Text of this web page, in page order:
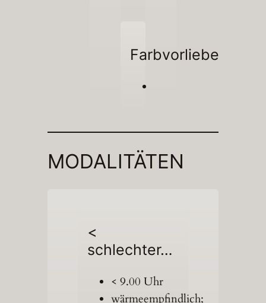
Farbvorliebe
MODALITÄTEN
<
schlechter…
< 9.00 Uhr
wärmeempfindlich;